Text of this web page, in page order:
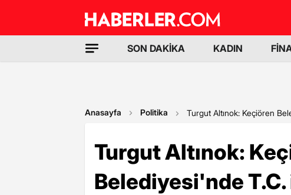
SON DAKİKA KADIN
Anasayfa Politika Turgut Altınok: Keçiören
Turgut Altınok:
Belediyesi'nde